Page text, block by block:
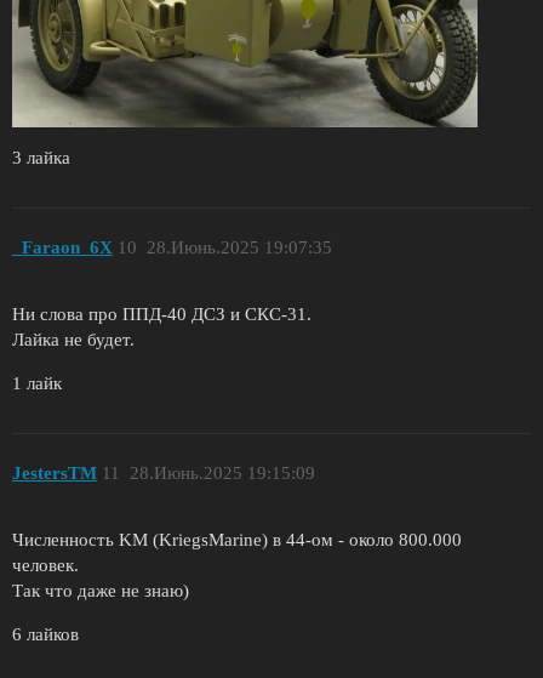
3 лайка
_Faraon_6X 28.Июнь.2025 19:07:35
10
Ни слова про ППД-40 ДСЗ и СКС-31.
Лайка не будет.
1 лайк
JestersTM 28.Июнь.2025 19:15:09
11
Численность KM (KriegsMarine) в 44-ом - около 800.000
человек.
Так что даже не знаю)
6 лайков